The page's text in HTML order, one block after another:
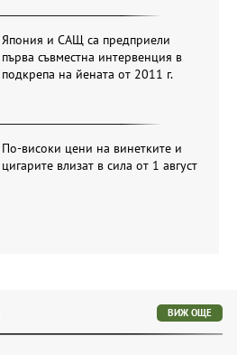
Япония и САЩ са предприели
първа съвместна интервенция в
подкрепа на йената от 2011 г.
По-високи цени на винетките и
цигарите влизат в сила от 1 август
ВИЖ ОЩЕ